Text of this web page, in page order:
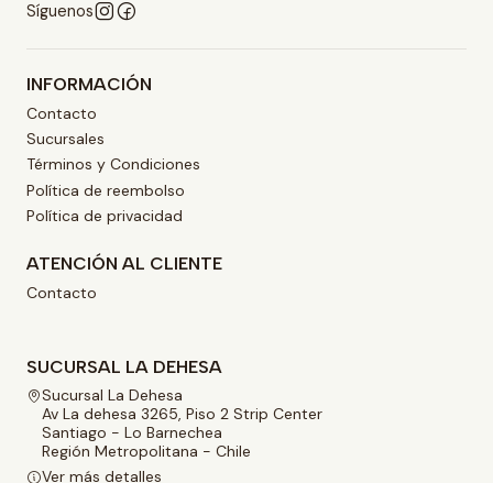
Síguenos
INFORMACIÓN
Contacto
Sucursales
Términos y Condiciones
Política de reembolso
Política de privacidad
ATENCIÓN AL CLIENTE
Contacto
SUCURSAL LA DEHESA
Sucursal La Dehesa
Av La dehesa 3265, Piso 2 Strip Center
Santiago - Lo Barnechea
Región Metropolitana - Chile
Ver más detalles